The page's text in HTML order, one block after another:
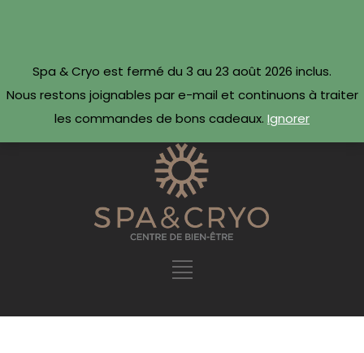
Réserver maintenant ·
Spa & Cryo est fermé du 3 au 23 août 2026 inclus.
Nous restons joignables par e-mail et continuons à traiter
les commandes de bons cadeaux. Ignorer